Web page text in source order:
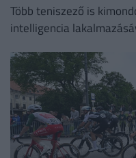
Több teniszező is
intelligencia